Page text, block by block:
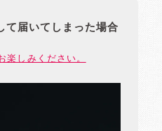
て届いてしまった場合
楽しみください。